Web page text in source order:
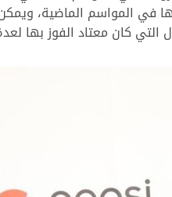
بها في المواسم
التي كان معتاد الفوز بها